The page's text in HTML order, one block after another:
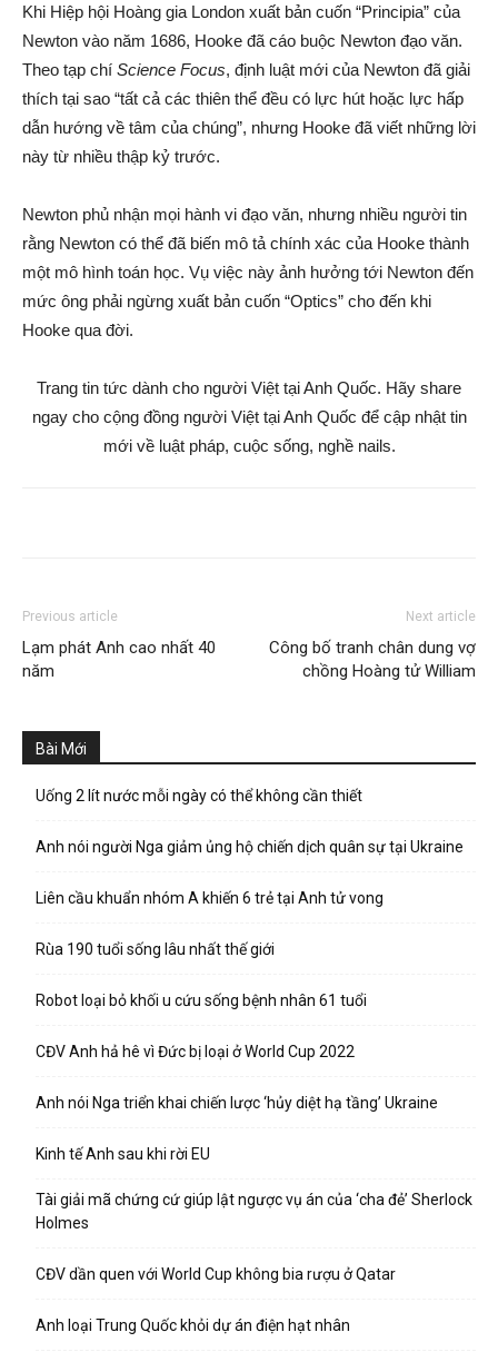
Khi Hiệp hội Hoàng gia London xuất bản cuốn “Principia” của
Newton vào năm 1686, Hooke đã cáo buộc Newton đạo văn.
Theo tạp chí Science Focus, định luật mới của Newton đã giải
thích tại sao “tất cả các thiên thể đều có lực hút hoặc lực hấp
dẫn hướng về tâm của chúng”, nhưng Hooke đã viết những lời
này từ nhiều thập kỷ trước.
Newton phủ nhận mọi hành vi đạo văn, nhưng nhiều người tin
rằng Newton có thể đã biến mô tả chính xác của Hooke thành
một mô hình toán học. Vụ việc này ảnh hưởng tới Newton đến
mức ông phải ngừng xuất bản cuốn “Optics” cho đến khi
Hooke qua đời.
Trang tin tức dành cho người Việt tại Anh Quốc. Hãy share
ngay cho cộng đồng người Việt tại Anh Quốc để cập nhật tin
mới về luật pháp, cuộc sống, nghề nails.
Previous article
Lạm phát Anh cao nhất 40
năm
Next article
Công bố tranh chân dung vợ
chồng Hoàng tử William
Bài Mới
Uống 2 lít nước mỗi ngày có thể không cần thiết
Anh nói người Nga giảm ủng hộ chiến dịch quân sự tại Ukraine
Liên cầu khuẩn nhóm A khiến 6 trẻ tại Anh tử vong
Rùa 190 tuổi sống lâu nhất thế giới
Robot loại bỏ khối u cứu sống bệnh nhân 61 tuổi
CĐV Anh hả hê vì Đức bị loại ở World Cup 2022
Anh nói Nga triển khai chiến lược ‘hủy diệt hạ tầng’ Ukraine
Kinh tế Anh sau khi rời EU
Tài giải mã chứng cứ giúp lật ngược vụ án của ‘cha đẻ’ Sherlock
Holmes
CĐV dần quen với World Cup không bia rượu ở Qatar
Anh loại Trung Quốc khỏi dự án điện hạt nhân